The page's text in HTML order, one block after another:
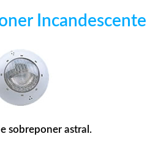
Incandescente
sobreponer astral.